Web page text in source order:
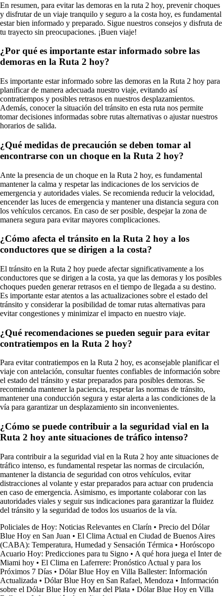
En resumen, para evitar las demoras en la ruta 2 hoy, prevenir choques
y disfrutar de un viaje tranquilo y seguro a la costa hoy, es fundamental
estar bien informado y preparado. Sigue nuestros consejos y disfruta de
tu trayecto sin preocupaciones. ¡Buen viaje!
¿Por qué es importante estar informado sobre las
demoras en la Ruta 2 hoy?
Es importante estar informado sobre las demoras en la Ruta 2 hoy para
planificar de manera adecuada nuestro viaje, evitando así
contratiempos y posibles retrasos en nuestros desplazamientos.
Además, conocer la situación del tránsito en esta ruta nos permite
tomar decisiones informadas sobre rutas alternativas o ajustar nuestros
horarios de salida.
¿Qué medidas de precaución se deben tomar al
encontrarse con un choque en la Ruta 2 hoy?
Ante la presencia de un choque en la Ruta 2 hoy, es fundamental
mantener la calma y respetar las indicaciones de los servicios de
emergencia y autoridades viales. Se recomienda reducir la velocidad,
encender las luces de emergencia y mantener una distancia segura con
los vehículos cercanos. En caso de ser posible, despejar la zona de
manera segura para evitar mayores complicaciones.
¿Cómo afecta el tránsito en la Ruta 2 hoy a los
conductores que se dirigen a la costa?
El tránsito en la Ruta 2 hoy puede afectar significativamente a los
conductores que se dirigen a la costa, ya que las demoras y los posibles
choques pueden generar retrasos en el tiempo de llegada a su destino.
Es importante estar atentos a las actualizaciones sobre el estado del
tránsito y considerar la posibilidad de tomar rutas alternativas para
evitar congestiones y minimizar el impacto en nuestro viaje.
¿Qué recomendaciones se pueden seguir para evitar
contratiempos en la Ruta 2 hoy?
Para evitar contratiempos en la Ruta 2 hoy, es aconsejable planificar el
viaje con antelación, consultar fuentes confiables de información sobre
el estado del tránsito y estar preparados para posibles demoras. Se
recomienda mantener la paciencia, respetar las normas de tránsito,
mantener una conducción segura y estar alerta a las condiciones de la
vía para garantizar un desplazamiento sin inconvenientes.
¿Cómo se puede contribuir a la seguridad vial en la
Ruta 2 hoy ante situaciones de tráfico intenso?
Para contribuir a la seguridad vial en la Ruta 2 hoy ante situaciones de
tráfico intenso, es fundamental respetar las normas de circulación,
mantener la distancia de seguridad con otros vehículos, evitar
distracciones al volante y estar preparados para actuar con prudencia
en caso de emergencia. Asimismo, es importante colaborar con las
autoridades viales y seguir sus indicaciones para garantizar la fluidez
del tránsito y la seguridad de todos los usuarios de la vía.
Policiales de Hoy: Noticias Relevantes en Clarín • Precio del Dólar
Blue Hoy en San Juan • El Clima Actual en Ciudad de Buenos Aires
(CABA): Temperatura, Humedad y Sensación Térmica • Horóscopo
Acuario Hoy: Predicciones para tu Signo • A qué hora juega el Inter de
Miami hoy • El Clima en Laferrere: Pronóstico Actual y para los
Próximos 7 Días • Dólar Blue Hoy en Villa Ballester: Información
Actualizada • Dólar Blue Hoy en San Rafael, Mendoza • Información
sobre el Dólar Blue Hoy en Mar del Plata • Dólar Blue Hoy en Villa